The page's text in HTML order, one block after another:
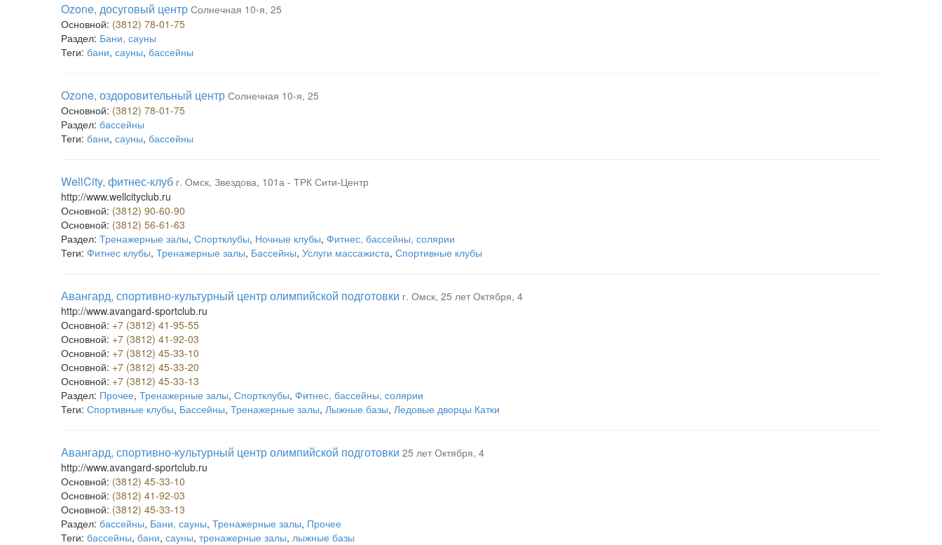
Ozone, досуговый центр Солнечная 10-я, 25
Основной: (3812) 78-01-75
Раздел: Бани, сауны
Теги: бани, сауны, бассейны
Ozone, оздоровительный центр Солнечная 10-я, 25
Основной: (3812) 78-01-75
Раздел: бассейны
Теги: бани, сауны, бассейны
WellCity, фитнес-клуб г. Омск, Звездова, 101а - ТРК Сити-Центр
http://www.wellcityclub.ru
Основной: (3812) 90-60-90
Основной: (3812) 56-61-63
Раздел: Тренажерные залы, Спортклубы, Ночные клубы, Фитнес, бассейны, солярии
Теги: Фитнес клубы, Тренажерные залы, Бассейны, Услуги массажиста, Спортивные клубы
Авангард, спортивно-культурный центр олимпийской подготовки г. Омск, 25 лет Октября, 4
http://www.avangard-sportclub.ru
Основной: +7 (3812) 41-95-55
Основной: +7 (3812) 41-92-03
Основной: +7 (3812) 45-33-10
Основной: +7 (3812) 45-33-20
Основной: +7 (3812) 45-33-13
Раздел: Прочее, Тренажерные залы, Спортклубы, Фитнес, бассейны, солярии
Теги: Спортивные клубы, Бассейны, Тренажерные залы, Лыжные базы, Ледовые дворцы Катки
Авангард, спортивно-культурный центр олимпийской подготовки 25 лет Октября, 4
http://www.avangard-sportclub.ru
Основной: (3812) 45-33-10
Основной: (3812) 41-92-03
Основной: (3812) 45-33-13
Раздел: бассейны, Бани, сауны, Тренажерные залы, Прочее
Теги: бассейны, бани, сауны, тренажерные залы, лыжные базы